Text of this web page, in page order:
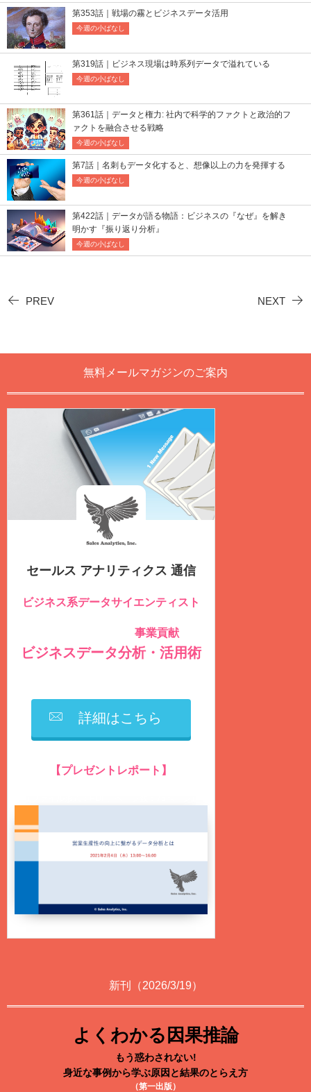
第353話｜戦場の霧とビジネスデータ活用
今週の小ばなし
第319話｜ビジネス現場は時系列データで溢れている
今週の小ばなし
第361話｜データと権力: 社内で科学的ファクトと政治的フ
ァクトを融合させる戦略
今週の小ばなし
第7話｜名刺もデータ化すると、想像以上の力を発揮する
今週の小ばなし
第422話｜データが語る物語：ビジネスの『なぜ』を解き
明かす『振り返り分析』
今週の小ばなし
PREV NEXT
無料メールマガジンのご案内
セールス アナリティクス 通信
ビジネス系データサイエンティスト
事業貢献
ビジネスデータ分析・活用術
詳細はこちら
【プレゼントレポート】
新刊（2026/3/19）
よくわかる因果推論
もう惑わされない!
身近な事例から学ぶ原因と結果のとらえ方
（第一出版）